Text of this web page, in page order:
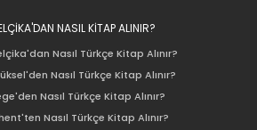
NASIL KİTAP ALINIR?
Nasıl Türkçe Kitap Alınır?
Nasıl Türkçe Kitap Alınır?
Nasıl Türkçe Kitap Alınır?
Nasıl Türkçe Kitap Alınır?